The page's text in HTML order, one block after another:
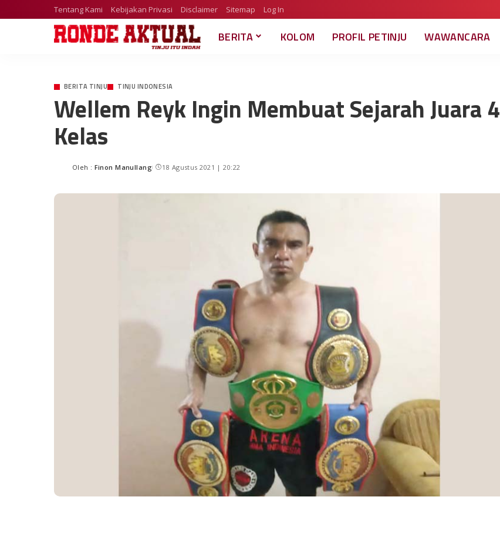
Tentang Kami Kebijakan Privasi Disclaimer Sitemap Log In
BERITA KOLOM PROFIL PETINJU WAWANCARA
BERITA TINJU TINJU INDONESIA
Wellem Reyk Ingin Membuat Sejarah Juara 4
Kelas
Oleh : Finon Manullang 18 Agustus 2021 | 20:22